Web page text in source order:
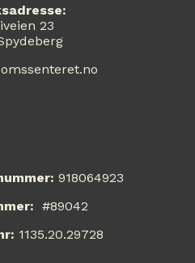
23
918064923
#89042
1135.20.29728